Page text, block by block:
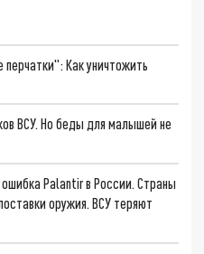
Как уничтожить
ВСУ. Но беды для малышей не
Palantir в России. Страны
оружия. ВСУ теряют